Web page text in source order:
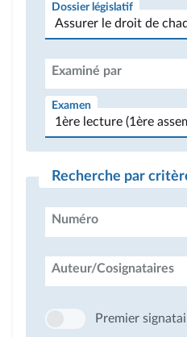
Dossier législatif
Examiné par
Examen
Recherche par
Numéro
Auteur/Cosignataires
Premier